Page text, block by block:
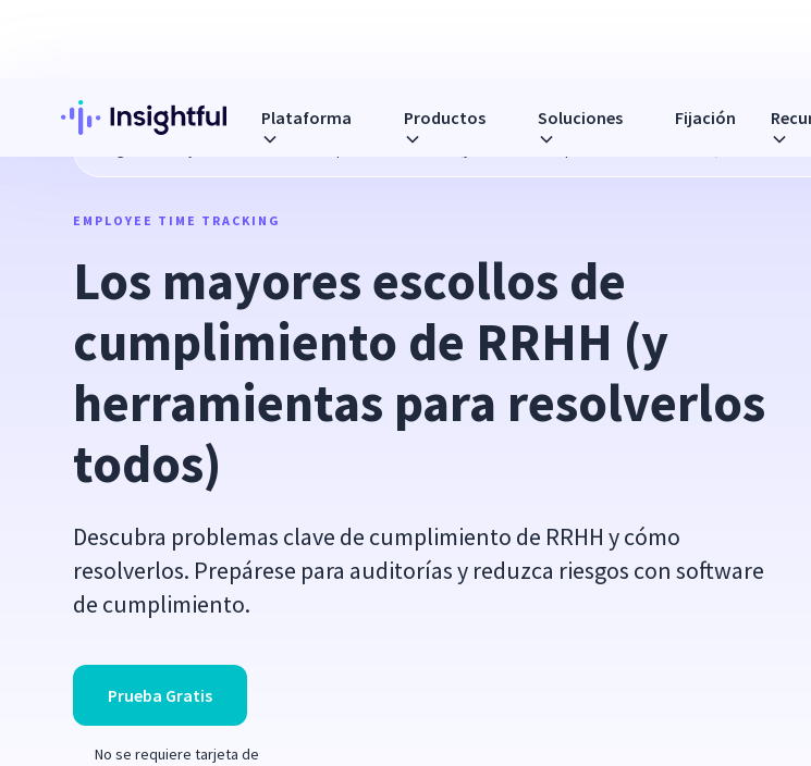
Plataforma Productos Soluciones Fijación
Los mayores escollos de cumplimiento de RRHH (y herramientas para resolverlos todos)
EMPLOYEE TIME TRACKING
Los mayores escollos de
cumplimiento de RRHH (y
herramientas para resolverlos
todos)
Descubra problemas clave de cumplimiento de RRHH y cómo
resolverlos. Prepárese para auditorías y reduzca riesgos con software
de cumplimiento.
Prueba Gratis
No se requiere tarjeta de